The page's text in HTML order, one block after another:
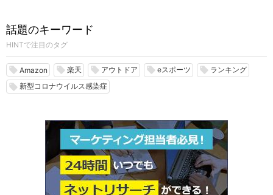
話題のキーワード
HINTで注目のタグ
local_offer Amazon local_offer 楽天 local_offer アウトドア local_offer eスポーツ local_offer ランキング
local_offer 新型コロナウイルス感染症